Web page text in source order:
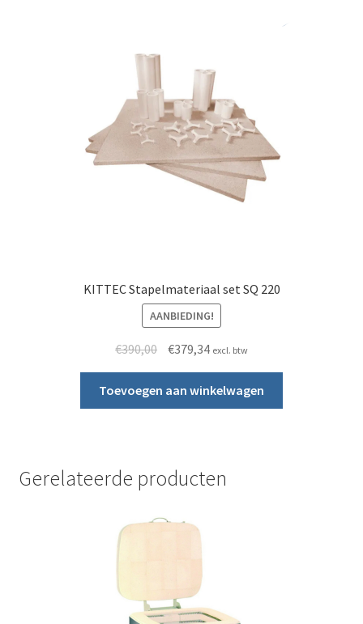
KITTEC Stapelmateriaal set SQ 220
AANBIEDING!
€390,00 Oorspronkelijke prijs was: €390,00.
€379,34Huidige prijs is: €379,34.
excl. btw
Toevoegen aan winkelwagen
Gerelateerde producten